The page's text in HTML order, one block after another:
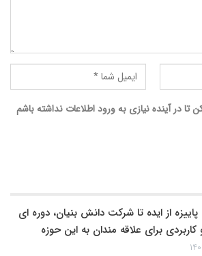
تا در آینده نیازی به ورود اطلاعات نداشته باشم
از ایده تا شرکت دانش بنیان، دوره ای
برای علاقه مندان به این حوزه